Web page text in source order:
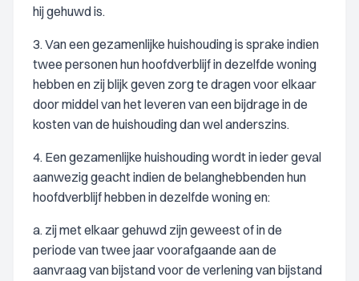
hij gehuwd is.
3. Van een gezamenlijke huishouding is sprake indien
twee personen hun hoofdverblijf in dezelfde woning
hebben en zij blijk geven zorg te dragen voor elkaar
door middel van het leveren van een bijdrage in de
kosten van de huishouding dan wel anderszins.
4. Een gezamenlijke huishouding wordt in ieder geval
aanwezig geacht indien de belanghebbenden hun
hoofdverblijf hebben in dezelfde woning en:
a. zij met elkaar gehuwd zijn geweest of in de
periode van twee jaar voorafgaande aan de
aanvraag van bijstand voor de verlening van bijstand